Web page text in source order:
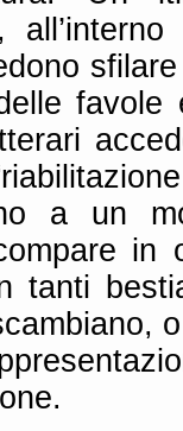
a un
in
tanti